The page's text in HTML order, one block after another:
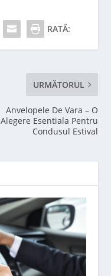
RATĂ:
URMĂTORUL
Anvelopele De Vara – O
Alegere Esentiala Pentru
Condusul Estival